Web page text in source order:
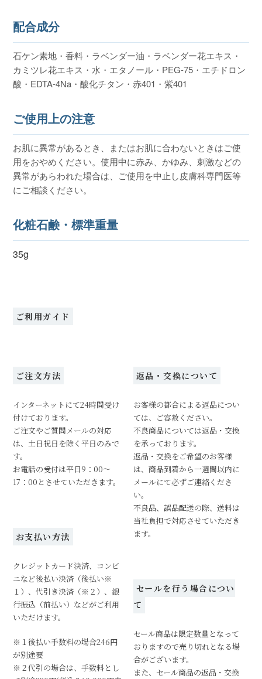
配合成分
石ケン素地・香料・ラベンダー油・ラベンダー花エキス・
カミツレ花エキス・水・エタノール・PEG-75・エチドロン
酸・EDTA-4Na・酸化チタン・赤401・紫401
ご使用上の注意
お肌に異常があるとき、またはお肌に合わないときはご使
用をおやめください。使用中に赤み、かゆみ、刺激などの
異常があらわれた場合は、ご使用を中止し皮膚科専門医等
にご相談ください。
化粧石鹸・標準重量
35g
ご利用ガイド
ご注文方法
インターネットにて24時間受け
付けております。
ご注文やご質問メールの対応
は、土日祝日を除く平日のみで
す。
お電話の受付は平日9：00～
17：00とさせていただきます。
お支払い方法
クレジットカード決済、コンビ
ニなど後払い決済（後払い※
１）、代引き決済（※２）、銀
行振込（前払い）などがご利用
いただけます。
※１後払い手数料の場合246円
が別途要
※２代引の場合は、手数料とし
返品・交換について
お客様の都合による返品につい
ては、ご容赦ください。
不良商品については返品・交換
を承っております。
返品・交換をご希望のお客様
は、商品到着から一週間以内に
メールにて必ずご連絡くださ
い。
不良品、誤品配送の際、送料は
当社負担で対応させていただき
ます。
セールを行う場合につい
て
セール商品は限定数量となって
おりますので売り切れとなる場
合がございます。
また、セール商品の返品・交換